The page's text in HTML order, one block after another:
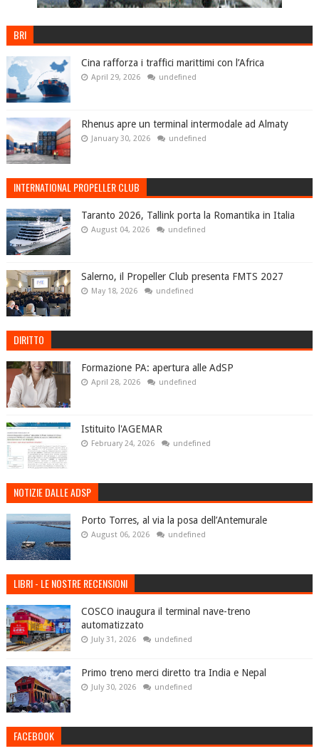
BRI
Cina rafforza i traffici marittimi con l’Africa
April 29, 2026 undefined
Rhenus apre un terminal intermodale ad Almaty
January 30, 2026 undefined
INTERNATIONAL PROPELLER CLUB
Taranto 2026, Tallink porta la Romantika in Italia
August 04, 2026 undefined
Salerno, il Propeller Club presenta FMTS 2027
May 18, 2026 undefined
DIRITTO
Formazione PA: apertura alle AdSP
April 28, 2026 undefined
Istituito l'AGEMAR
February 24, 2026 undefined
NOTIZIE DALLE ADSP
Porto Torres, al via la posa dell’Antemurale
August 06, 2026 undefined
LIBRI - LE NOSTRE RECENSIONI
COSCO inaugura il terminal nave-treno
automatizzato
July 31, 2026 undefined
Primo treno merci diretto tra India e Nepal
July 30, 2026 undefined
FACEBOOK